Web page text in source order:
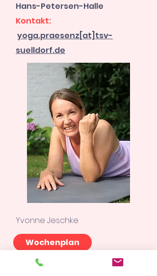
Hans-Petersen-Halle
Kontakt:
yoga.praesenz[at]tsv-
suelldorf.de
Yvonne Jeschke
Wochenplan